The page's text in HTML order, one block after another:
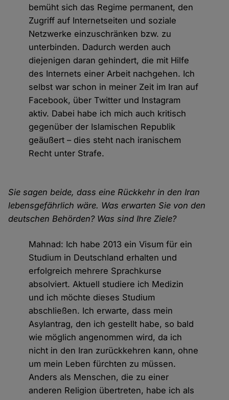
bemüht sich das Regime permanent, den
Zugriff auf Internetseiten und soziale
Netzwerke einzuschränken bzw. zu
unterbinden. Dadurch werden auch
diejenigen daran gehindert, die mit Hilfe
des Internets einer Arbeit nachgehen. Ich
selbst war schon in meiner Zeit im Iran auf
Facebook, über Twitter und Instagram
aktiv. Dabei habe ich mich auch kritisch
gegenüber der Islamischen Republik
geäußert – dies steht nach iranischem
Recht unter Strafe.
Sie sagen beide, dass eine Rückkehr in den Iran
lebensgefährlich wäre. Was erwarten Sie von den
deutschen Behörden? Was sind Ihre Ziele?
Mahnad: Ich habe 2013 ein Visum für ein
Studium in Deutschland erhalten und
erfolgreich mehrere Sprachkurse
absolviert. Aktuell studiere ich Medizin
und ich möchte dieses Studium
abschließen. Ich erwarte, dass mein
Asylantrag, den ich gestellt habe, so bald
wie möglich angenommen wird, da ich
nicht in den Iran zurückkehren kann, ohne
um mein Leben fürchten zu müssen.
Anders als Menschen, die zu einer
anderen Religion übertreten, habe ich als